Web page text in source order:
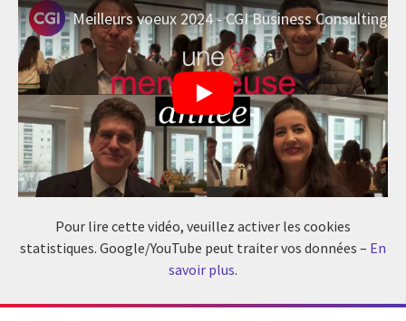
Meilleurs voeux 2024 - CGI Business Consulting
Pour lire cette vidéo, veuillez activer les cookies
statistiques. Google/YouTube peut traiter vos données – En
savoir plus.